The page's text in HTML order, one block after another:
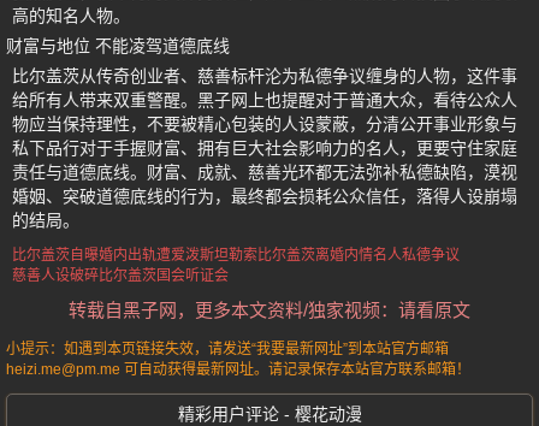
高的知名人物。
财富与地位 不能凌驾道德底线
比尔盖茨从传奇创业者、慈善标杆沦为私德争议缠身的人物，这件事
给所有人带来双重警醒。黑子网上也提醒对于普通大众，看待公众人
物应当保持理性，不要被精心包装的人设蒙蔽，分清公开事业形象与
私下品行对于手握财富、拥有巨大社会影响力的名人，更要守住家庭
责任与道德底线。财富、成就、慈善光环都无法弥补私德缺陷，漠视
婚姻、突破道德底线的行为，最终都会损耗公众信任，落得人设崩塌
的结局。
比尔盖茨自曝婚内出轨遭爱泼斯坦勒索比尔盖茨离婚内情名人私德争议
慈善人设破碎比尔盖茨国会听证会
转载自黑子网，更多本文资料/独家视频：请看原文
小提示：如遇到本页链接失效，请发送“我要最新网址”到本站官方邮箱
heizi.me@pm.me 可自动获得最新网址。请记录保存本站官方联系邮箱！
精彩用户评论 - 樱花动漫